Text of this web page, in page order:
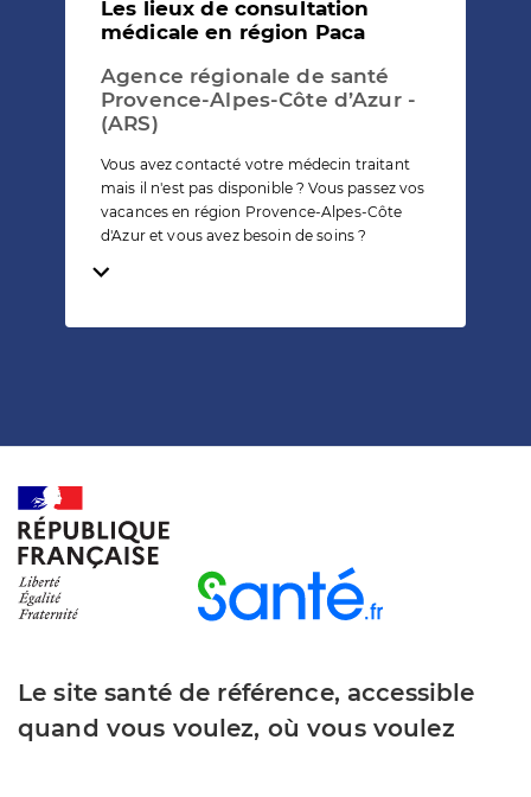
Les lieux de consultation
médicale en région Paca
Agence régionale de santé
Provence-Alpes-Côte d’Azur -
(ARS)
Vous avez contacté votre médecin traitant
mais il n'est pas disponible ? Vous passez vos
vacances en région Provence-Alpes-Côte
d'Azur et vous avez besoin de soins ?
Temps de lecture
Le site santé de référence, accessible
quand vous voulez, où vous voulez